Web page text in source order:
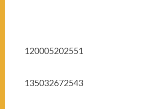
120005202551
135032672543